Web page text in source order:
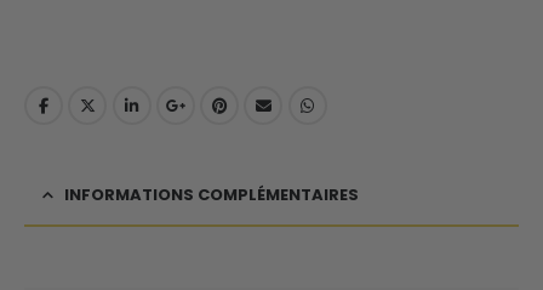
INFORMATIONS COMPLÉMENTAIRES